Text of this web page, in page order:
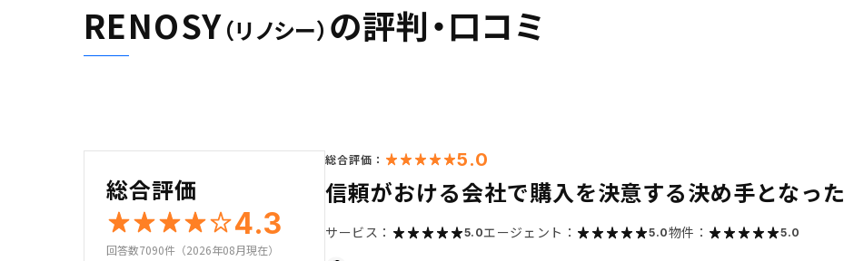
RENOSY（リノシー） の評判・口コミ
総合評価
4.3
回答数7090件（2026年08月現在）
総合評価： 5.0
信頼がおける会社で購入を決意する決め手となった
サービス： 5.0エージェント： 5.0物件： 5.0